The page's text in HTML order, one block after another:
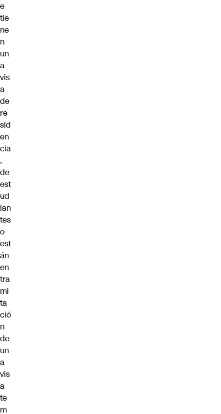
e
tie
ne
n
un
a
vis
a
de
re
sid
en
cia
,
de
est
ud
ian
tes
o
est
án
en
tra
mi
ta
ció
n
de
un
a
vis
a
te
m